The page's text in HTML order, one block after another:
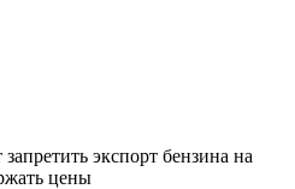
экспорт бензина на
цены